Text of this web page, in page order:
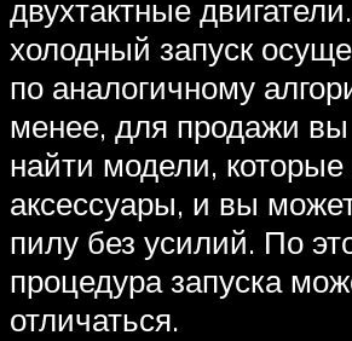
двухтактные
холодный запуск
по аналогичному
менее, для продажи
найти модели,
аксессуары, и вы
пилу без усилий. По
процедура запуска
отличаться.